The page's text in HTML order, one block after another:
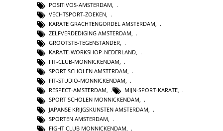
POSITIVOS-AMSTERDAM
VECHTSPORT-ZOEKEN
KARATE GRACHTENGORDEL AMSTERDAM
ZELFVERDEDIGING AMSTERDAM,
GROOTSTE-TEGENSTANDER,
KARATE-WORKSHOP-NEDERLAND,
FIT-CLUB-MONNICKENDAM,
SPORT SCHOLEN AMSTERDAM,
FIT-STUDIO-MONNICKENDAM,
RESPECT-AMSTERDAM, MIJN-SPORT-KARATE,
SPORT SCHOLEN MONNICKENDAM,
JAPANSE KRIJGSKUNSTEN AMSTERDAM
SPORTEN AMSTERDAM
FIGHT CLUB MONNICKENDAM